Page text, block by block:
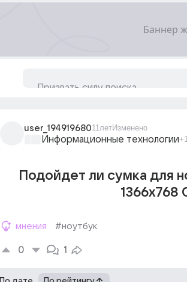
user_19491968011летИзменено
Информационные технологии
Подойдет ли сумка для
1366х768
мнения #ноутбук
0 1